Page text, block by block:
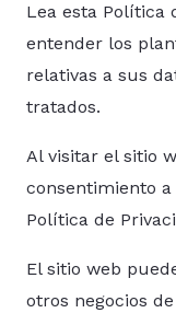
Lea esta Política
entender los
relativas a sus
tratados.
Al visitar el sitio
consentimiento
Política de
El sitio web
otros negocios de